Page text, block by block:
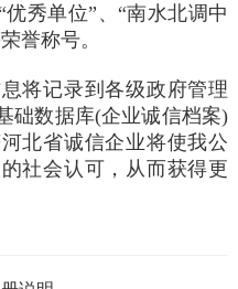
秀单位”、“南水北调中
誉称号。
记录到各级政府管理
础数据库(企业诚信档案)
北省诚信企业将使我公
社会认可，从而获得更